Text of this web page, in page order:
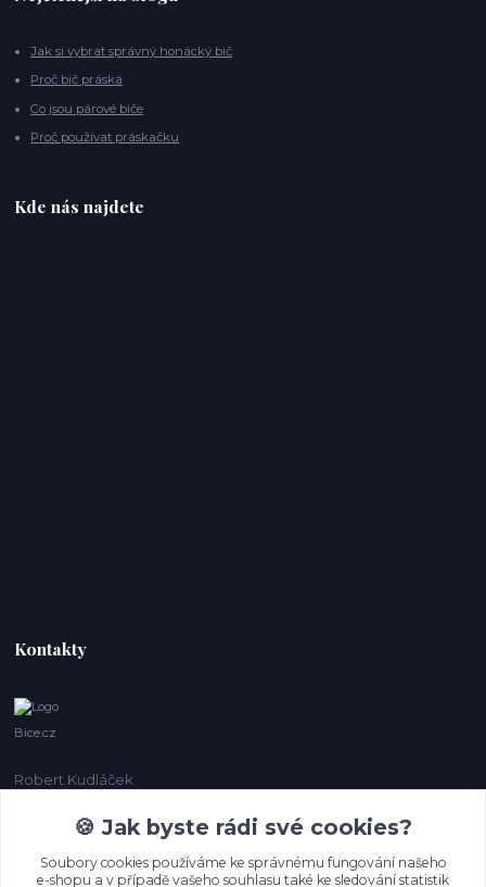
Jak si vybrat správný honácký bič
Proč bič práská
Co jsou párové biče
Proč používat práskačku
Kde nás najdete
Kontakty
Bice.cz
Robert Kudláček
🍪 Jak byste rádi své cookies?
Soubory cookies používáme ke správnému fungování našeho
e-shopu a v případě vašeho souhlasu také ke sledování statistik